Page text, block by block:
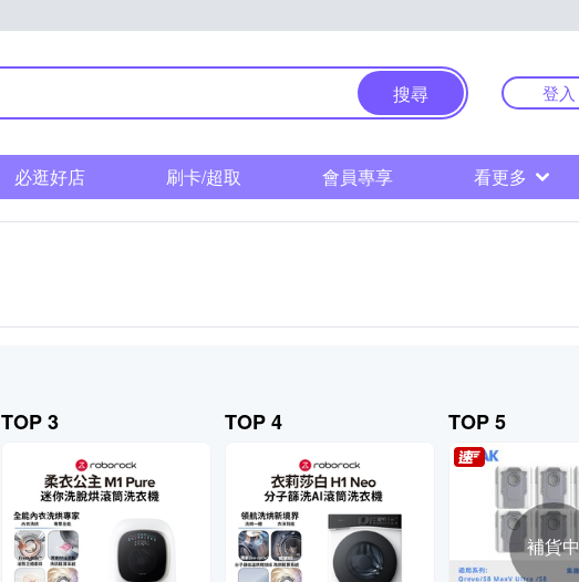
搜尋 登入
必逛好店 刷卡/超取 會員專享 看更多
TOP 3 TOP 4 TOP 5
補貨中